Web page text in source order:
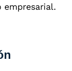
empresarial.